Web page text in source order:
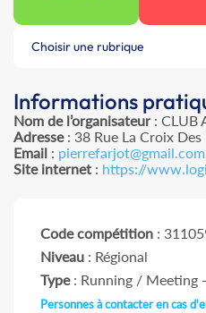
Choisir une rubrique
Informations
Nom de l’organisateur: CLUB
Adresse: 38 Rue La Croix
Email : pierrefarjot@gmail.com
Site internet : https://
Code compétition :
Niveau : Régional
Type: Running / Meeting
Personnes à contacter en cas